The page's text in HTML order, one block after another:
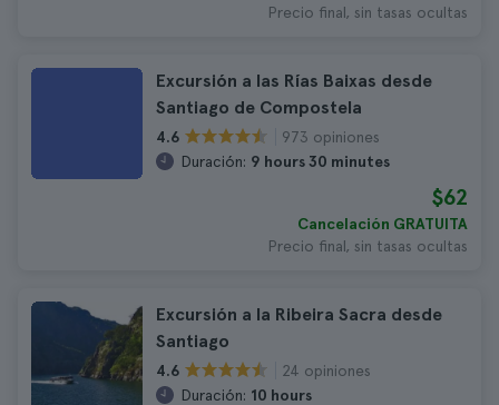
Precio final, sin tasas ocultas
Excursión a las Rías Baixas desde
Santiago de Compostela
4.6
973 opiniones
Duración: 9 hours 30 minutes
$62
Cancelación GRATUITA
Precio final, sin tasas ocultas
Excursión a la Ribeira Sacra desde
Santiago
4.6
24 opiniones
Duración: 10 hours